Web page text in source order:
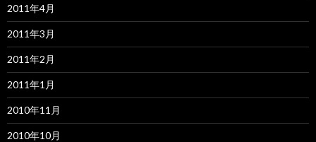
2011年4月
2011年3月
2011年2月
2011年1月
2010年11月
2010年10月